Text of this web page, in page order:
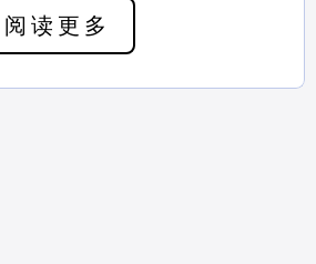
阅读更多